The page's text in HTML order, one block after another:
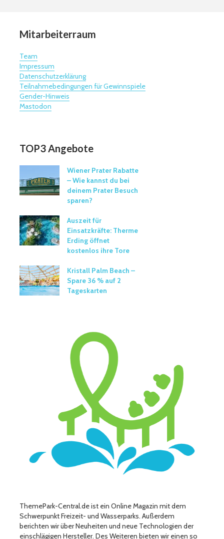
Mitarbeiterraum
Team
Impressum
Datenschutzerklärung
Teilnahmebedingungen für Gewinnspiele
Gender-Hinweis
Mastodon
TOP3 Angebote
Wiener Prater Rabatte
– Wie kannst du bei
deinem Prater Besuch
sparen?
Auszeit für
Einsatzkräfte: Therme
Erding öffnet
kostenlos ihre Tore
Kristall Palm Beach –
Spare 36 % auf 2
Tageskarten
ThemePark-Central.de ist ein Online Magazin mit dem
Schwerpunkt Freizeit- und Wasserparks. Außerdem
berichten wir über Neuheiten und neue Technologien der
einschlägigen Hersteller. Des Weiteren bieten wir einen so